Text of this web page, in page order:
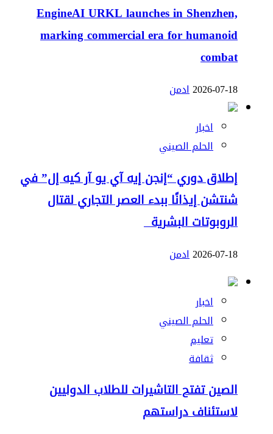
EngineAI URKL launches in Shenzhen,
marking commercial era for humanoid
combat
2026-07-18ادمن
اخبار
الحلم الصيني
إطلاق دوري “إنجن إيه آي يو آر كيه إل” في
شنتشن إيذانًا ببدء العصر التجاري لقتال
الروبوتات البشرية
2026-07-18ادمن
اخبار
الحلم الصيني
تعليم
ثقافة
الصين تفتح التاشيرات للطلاب الدوليين
لاستئناف دراستهم